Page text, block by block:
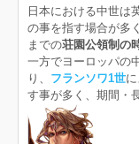
日本における中世は
の事を指す場合が多
までの荘園公領制の
一方でヨーロッパの
り、 フランソワ1世
す事が多く、期間・